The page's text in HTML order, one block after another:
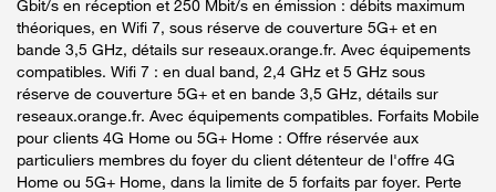
Gbit/s en réception et 250 Mbit/s en émission : débits maximum
théoriques, en Wifi 7, sous réserve de couverture 5G+ et en
bande 3,5 GHz, détails sur reseaux.orange.fr. Avec équipements
compatibles. Wifi 7 : en dual band, 2,4 GHz et 5 GHz sous
réserve de couverture 5G+ et en bande 3,5 GHz, détails sur
reseaux.orange.fr. Avec équipements compatibles. Forfaits Mobile
pour clients 4G Home ou 5G+ Home : Offre réservée aux
particuliers membres du foyer du client détenteur de l'offre 4G
Home ou 5G+ Home, dans la limite de 5 forfaits par foyer. Perte